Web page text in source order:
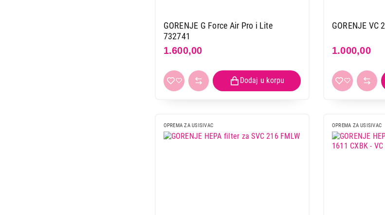
GORENJE G Force Air Pro i Lite
732741
1.600,00
GORENJE VC
1.000,00
OPREMA ZA USISIVAC OPREMA ZA USISIVAC